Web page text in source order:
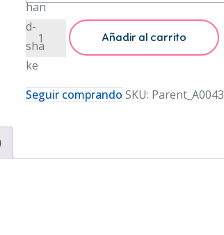
Emblemas
Autoadheribles
4
Pzas
Accesorio
Añadir al carrito
Seguir comprando SKU: Parent_A0043